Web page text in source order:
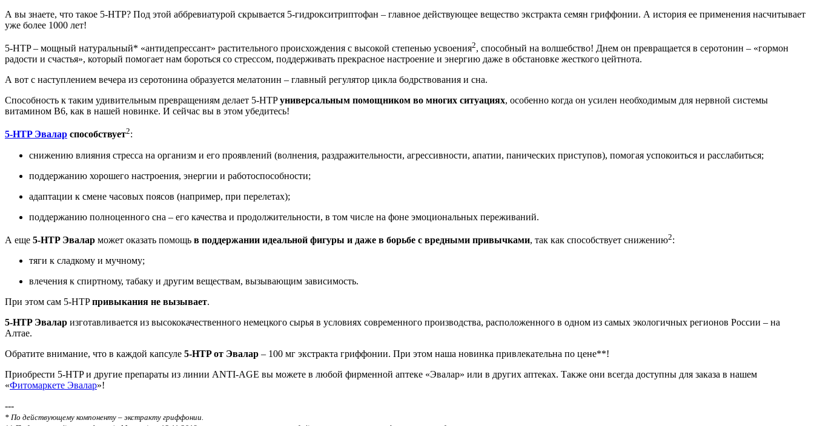
А вы знаете, что такое 5-HTP? Под этой аббревиатурой скрывается 5-гидрокситриптофан – главное действующее вещество экстракта семян гриффонии. А история ее применения насчитывает
уже более 1000 лет!
5-HTP – мощный натуральный* «антидепрессант» растительного происхождения с высокой степенью усвоения2, способный на волшебство! Днем он превращается в серотонин – «гормон
радости и счастья», который помогает нам бороться со стрессом, поддерживать прекрасное настроение и энергию даже в обстановке жесткого цейтнота.
А вот с наступлением вечера из серотонина образуется мелатонин – главный регулятор цикла бодрствования и сна.
Способность к таким удивительным превращениям делает 5-HTPуниверсальным помощником во многих ситуациях, особенно когда он усилен необходимым для нервной системы
витамином В6, как в нашей новинке. И сейчас вы в этом убедитесь!
5-HTP Эвалар способствует2:
снижению влияния стресса на организм и его проявлений (волнения, раздражительности, агрессивности, апатии, панических приступов), помогая успокоиться и расслабиться;
поддержанию хорошего настроения, энергии и работоспособности;
адаптации к смене часовых поясов (например, при перелетах);
поддержанию полноценного сна – его качества и продолжительности, в том числе на фоне эмоциональных переживаний.
А еще 5-HTP Эвалар может оказать помощь в поддержании идеальной фигуры и даже в борьбе с вредными привычками, так как способствует снижению2:
тяги к сладкому и мучному;
влечения к спиртному, табаку и другим веществам, вызывающим зависимость.
При этом сам 5-HTPпривыкания не вызывает.
5-HTP Эвалар изготавливается из высококачественного немецкого сырья в условиях современного производства, расположенного в одном из самых экологичных регионов России – на
Алтае.
Обратите внимание, что в каждой капсуле 5-HTP от Эвалар – 100 мг экстракта гриффонии. При этом наша новинка привлекательна по цене**!
Приобрести 5-HTP и другие препараты из линии ANTI-AGE вы можете в любой фирменной аптеке «Эвалар» или в других аптеках. Также они всегда доступны для заказа в нашем
«Фитомаркете Эвалар»!
---
* По действующему компоненту – экстракту гриффонии.